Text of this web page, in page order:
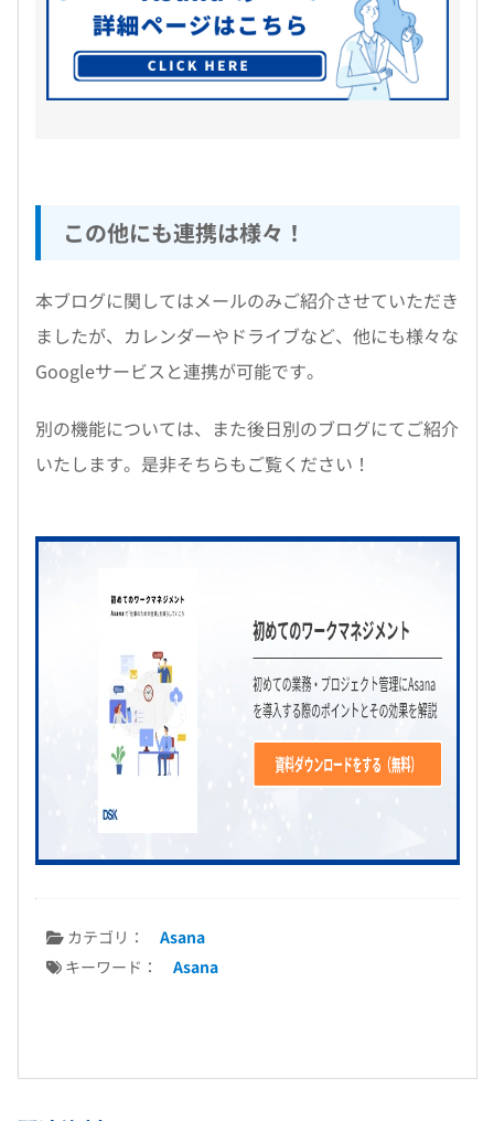
この他にも連携は様々！
本ブログに関してはメールのみご紹介させていただき
ましたが、カレンダーやドライブなど、他にも様々な
Googleサービスと連携が可能です。
別の機能については、また後日別のブログにてご紹介
いたします。是非そちらもご覧ください！
カテゴリ：
Asana
キーワード：
Asana